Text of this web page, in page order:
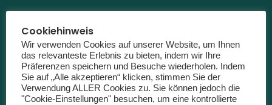
KONTAKT
Cookiehinweis
Wir verwenden Cookies auf unserer Website, um Ihnen
das relevanteste Erlebnis zu bieten, indem wir Ihre
Präferenzen speichern und Besuche wiederholen. Indem
Sie auf „Alle akzeptieren“ klicken, stimmen Sie der
Verwendung ALLER Cookies zu. Sie können jedoch die
"Cookie-Einstellungen" besuchen, um eine kontrollierte